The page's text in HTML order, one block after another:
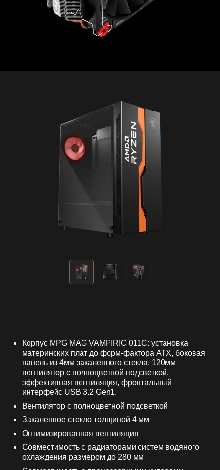
Корпус MPG MAG VAMPIRIC 011C: установка
материнских плат до форм-фактора ATX, боковая
панель из 4мм закаленного стекла, 120мм
вентилятор с полноцветной подсветкой,
эффективная вентиляция, фронтальный
интерфейс USB 3.2 Gen1.
Вентилятор c полноцветной подсветкой
Закаленное стекло толщиной 4 мм
Оптимизированная вентиляция
Совместимость с радиаторами систем водяного
охлаждения размером до 280 мм